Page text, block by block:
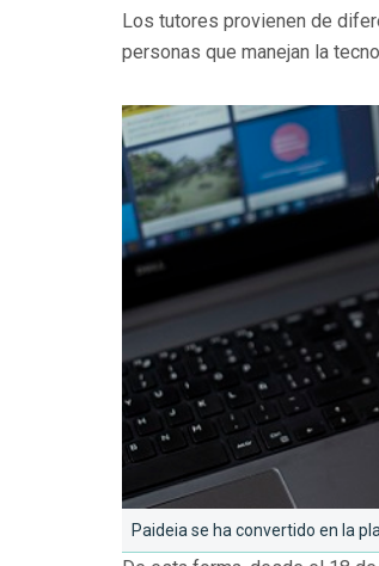
Los tutores provienen de
personas que manejan la
Paideia se ha convertido en la